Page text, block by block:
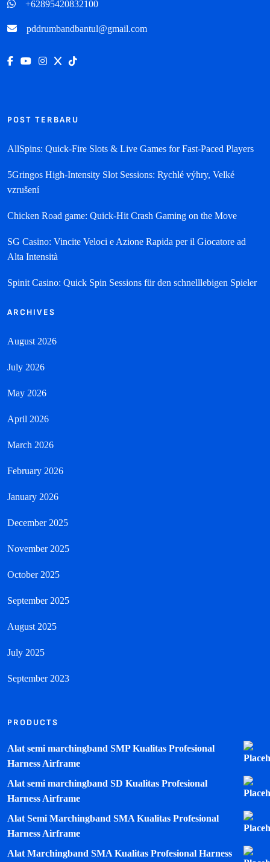
+62895420832100
pddrumbandbantul@gmail.com
POST TERBARU
AllSpins: Quick‑Fire Slots & Live Games for Fast‑Paced Players
5Gringos High‑Intensity Slot Sessions: Rychlé výhry, Velké
vzrušení
Chicken Road game: Quick‑Hit Crash Gaming on the Move
SG Casino: Vincite Veloci e Azione Rapida per il Giocatore ad
Alta Intensità
Spinit Casino: Quick Spin Sessions für den schnelllebigen Spieler
ARCHIVES
August 2026
July 2026
May 2026
April 2026
March 2026
February 2026
January 2026
December 2025
November 2025
October 2025
September 2025
August 2025
July 2025
September 2023
PRODUCTS
Alat semi marchingband SMP Kualitas Profesional
Harness Airframe
Alat semi marchingband SD Kualitas Profesional
Harness Airframe
Alat Semi Marchingband SMA Kualitas Profesional
Harness Airframe
Alat Marchingband SMA Kualitas Profesional Harness